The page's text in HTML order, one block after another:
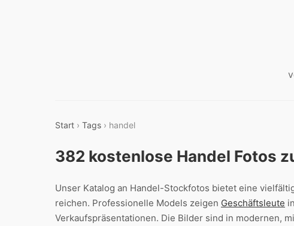
Start › Tags › handel
382 kostenlose Handel Fotos
Unser Katalog an Handel-Stockfotos bietet eine
reichen. Professionelle Models zeigen Geschäftsleute
Verkaufspräsentationen. Die Bilder sind in modernen,